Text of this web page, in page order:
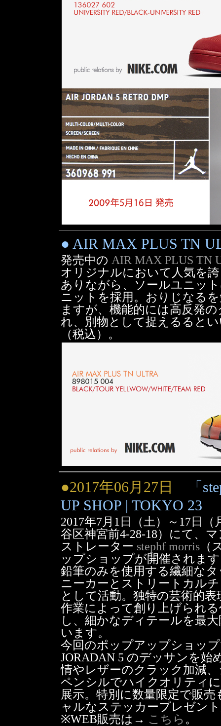
● AIR MAX PLUS TN
発売中の AIR MAX PLUS TN
オリジナルにおいて人気を
ありながら、ソールユニッ
ニットを採用。おりじなる
ますが、機能的には高反発
れ、別物として捉えるると
（税込）。
●2017年06月27日
「
UP SHOP | TOKYO 23
2017年7月1日（土）～17日（
谷区神宮前4-28-18）にて、
ストレーター stephf morris （
ップショップが開催されま
鉛筆のみを使用する繊細な
ニーカーとストリートカル
として活動。独特の芸術的
作業によって創り上げられ
し、細かなディテールを最
います。
今回のポップアップショッ
JORADAN 5 のデッサンを
情やレザーのクラック加減
ペンシルでハイクオリティ
展示。特別に数量限定で販
ャルなステッカープレゼン
※WEB販売は→ こちら 。